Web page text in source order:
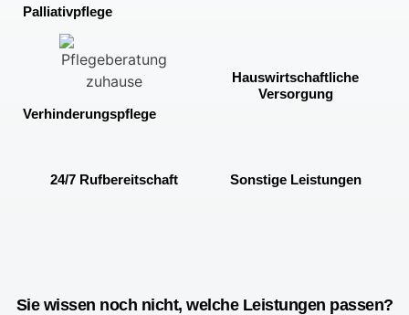
Palliativpflege
Verhinderungspflege
Hauswirtschaftliche
Versorgung
24/7 Rufbereitschaft Sonstige Leistungen
Sie wissen noch nicht, welche Leistungen passen?